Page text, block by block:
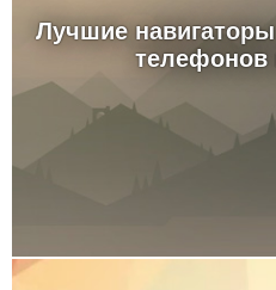
Лучшие
телефонов